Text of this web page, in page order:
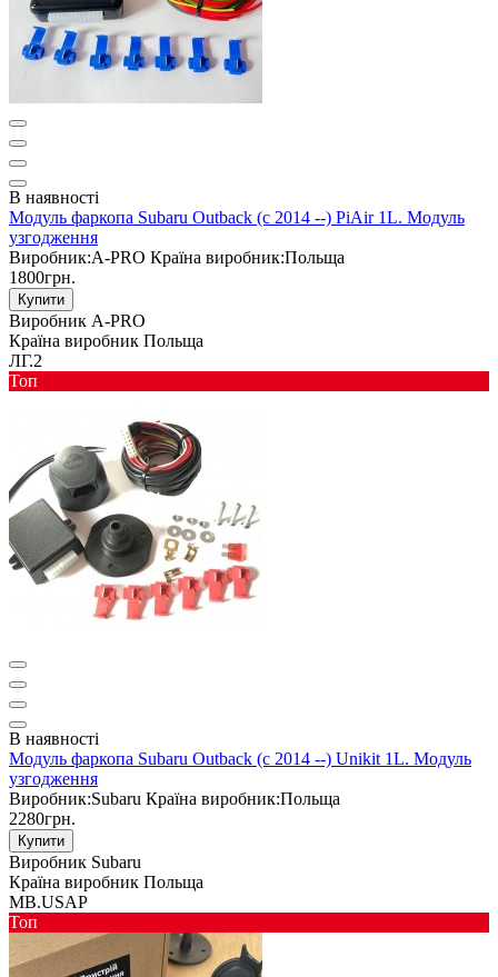
В наявності
Модуль фаркопа Subaru Outback (c 2014 --) PiAir 1L. Модуль
узгодження
Виробник:A-PRO Країна виробник:Польща
1800грн.
Купити
Виробник A-PRO
Країна виробник Польща
ЛГ.2
Toп
В наявності
Модуль фаркопа Subaru Outback (c 2014 --) Unikit 1L. Модуль
узгодження
Виробник:Subaru Країна виробник:Польща
2280грн.
Купити
Виробник Subaru
Країна виробник Польща
MB.USAP
Toп